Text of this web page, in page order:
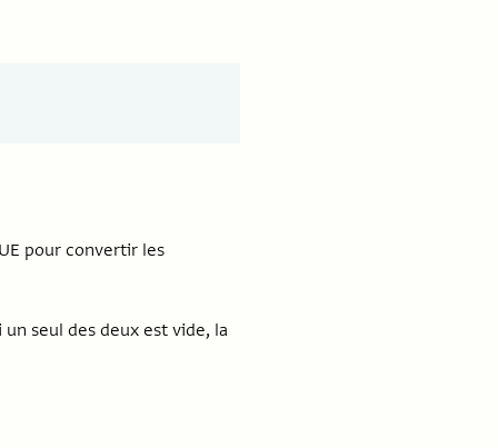
pour convertir les
seul des deux est vide, la